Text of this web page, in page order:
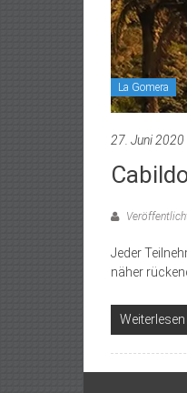
La Gomera
27. Juni 2020
Jeder
näher
Weiterlesen